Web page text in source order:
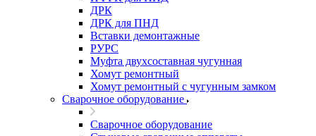
ДРК
ДРК для ПНД
Вставки демонтажные
РУРС
Муфта двухсоставная чугунная
Хомут ремонтный
Хомут ремонтный с чугунным замком
Сварочное оборудование
Сварочное оборудование